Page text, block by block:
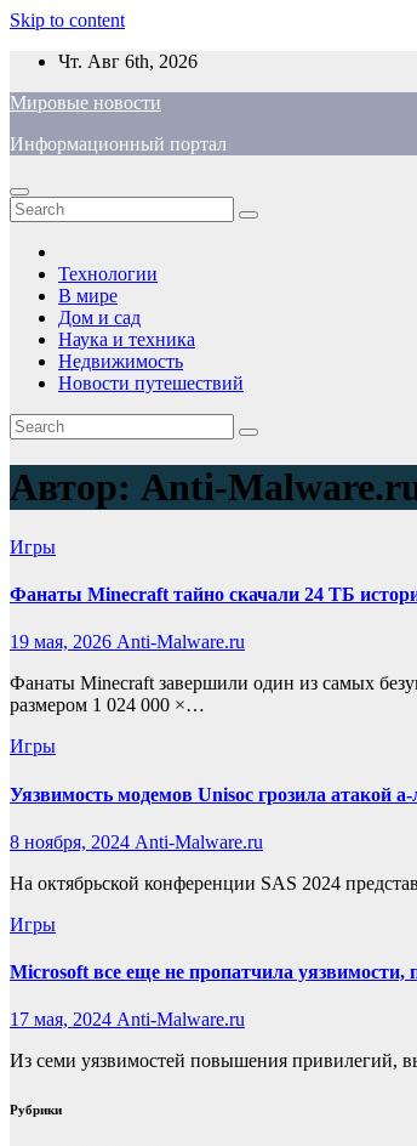
Skip to content
Чт. Авг 6th, 2026
Мировые новости
Информационный портал
Технологии
В мире
Дом и сад
Наука и техника
Недвижимость
Новости путешествий
Автор: Anti-
Игры
Фанаты Minecraft тайно скачали 24 ТБ
19 мая, 2026 Anti-Malware.ru
Фанаты Minecraft завершили один из самых
размером 1 024 000 ×…
Игры
Уязвимость модемов Unisoc грозила атакой
8 ноября, 2024 Anti-Malware.ru
На октябрьской конференции SAS 2024
Игры
Microsoft все еще не пропатчила уязвимости,
17 мая, 2024 Anti-Malware.ru
Из семи уязвимостей повышения привилегий,
Рубрики